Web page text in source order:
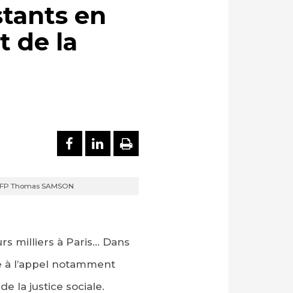
en
de la
PARTAGER SUR FACEBOOK
PARTAGER SUR
IMPRIMER
Thomas SAMSON
milliers à Paris… Dans
l’appel notamment
la justice sociale.